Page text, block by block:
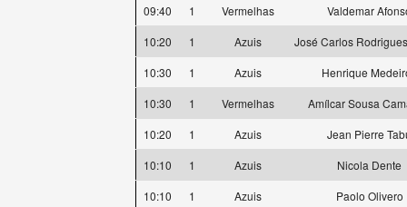
09:40
1 Vermelhas
Valdemar
10:20
1 Azuis
José Carlos
10:30
1 Azuis
Henrique
10:30
1 Vermelhas
Amílcar Sousa
10:20
1 Azuis
Jean Pierre
10:10
1 Azuis
Nicola Dente
10:10
1 Azuis
Paolo Olivero